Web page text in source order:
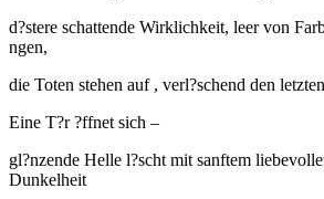
d?stere schattende Wirklichkeit, leer von
ngen,
die Toten stehen auf , verl?schend den
Eine T?r ?ffnet sich –
gl?nzende Helle l?scht mit sanftem
Dunkelheit